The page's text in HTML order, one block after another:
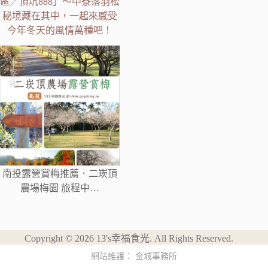
秘境藏在其中，一起來感受
今年冬天的風情萬種吧！
南投露營賞梅推薦．二崁頂
農場梅園 旅程中…
Copyright © 2026 13's幸福食光. All Rights Reserved.
網站維護： 金城事務所